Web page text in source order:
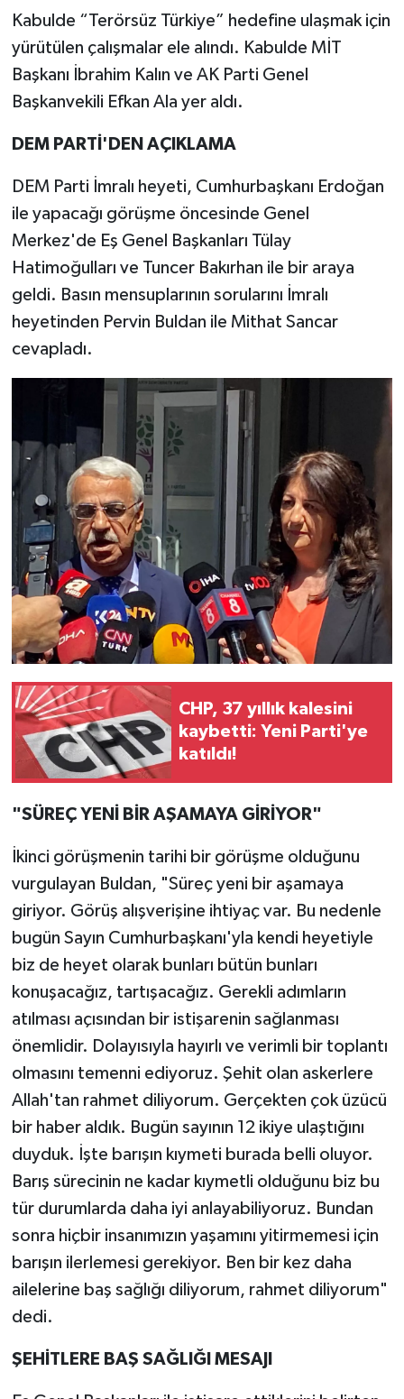
Kabulde “Terörsüz Türkiye” hedefine ulaşmak için
yürütülen çalışmalar ele alındı. Kabulde MİT
Başkanı İbrahim Kalın ve AK Parti Genel
Başkanvekili Efkan Ala yer aldı.
DEM PARTİ'DEN AÇIKLAMA
DEM Parti İmralı heyeti, Cumhurbaşkanı Erdoğan
ile yapacağı görüşme öncesinde Genel
Merkez'de Eş Genel Başkanları Tülay
Hatimoğulları ve Tuncer Bakırhan ile bir araya
geldi. Basın mensuplarının sorularını İmralı
heyetinden Pervin Buldan ile Mithat Sancar
cevapladı.
CHP, 37 yıllık kalesini
kaybetti: Yeni Parti'ye
katıldı!
"SÜREÇ YENİ BİR AŞAMAYA GİRİYOR"
İkinci görüşmenin tarihi bir görüşme olduğunu
vurgulayan Buldan, "Süreç yeni bir aşamaya
giriyor. Görüş alışverişine ihtiyaç var. Bu nedenle
bugün Sayın Cumhurbaşkanı'yla kendi heyetiyle
biz de heyet olarak bunları bütün bunları
konuşacağız, tartışacağız. Gerekli adımların
atılması açısından bir istişarenin sağlanması
önemlidir. Dolayısıyla hayırlı ve verimli bir toplantı
olmasını temenni ediyoruz. Şehit olan askerlere
Allah'tan rahmet diliyorum. Gerçekten çok üzücü
bir haber aldık. Bugün sayının 12 ikiye ulaştığını
duyduk. İşte barışın kıymeti burada belli oluyor.
Barış sürecinin ne kadar kıymetli olduğunu biz bu
tür durumlarda daha iyi anlayabiliyoruz. Bundan
sonra hiçbir insanımızın yaşamını yitirmemesi için
barışın ilerlemesi gerekiyor. Ben bir kez daha
ailelerine baş sağlığı diliyorum, rahmet diliyorum"
dedi.
ŞEHİTLERE BAŞ SAĞLIĞI MESAJI